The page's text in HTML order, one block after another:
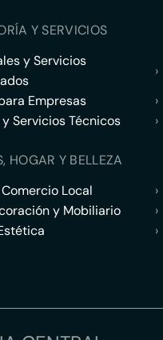
Y SERVICIOS
y Servicios
›
Empresas
›
Servicios Técnicos
›
HOGAR Y BELLEZA
Local
›
y Mobiliario
›
›